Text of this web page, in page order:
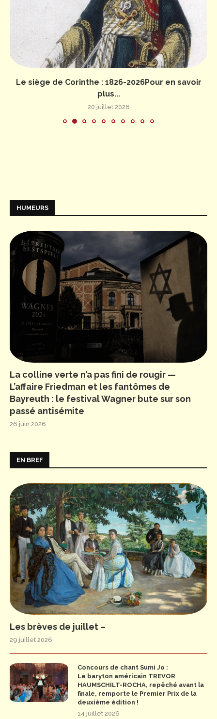
Le siège de Corinthe : 1826-2026Pour en savoir
plus...
20 juillet 2026
HUMEURS
La colline verte n’a pas fini de rougir —
L’affaire Friedman et les fantômes de
Bayreuth : le festival Wagner bute sur son
passé antisémite
26 juin 2026
EN BREF
Les brèves de juillet –
29 juillet 2026
Concours de chant Sumi Jo :
Le baryton américain TREVOR
HAUMSCHILT-ROCHA, repêché avant la
finale, remporte le Premier Prix de la
deuxième édition !
14 juillet 2026